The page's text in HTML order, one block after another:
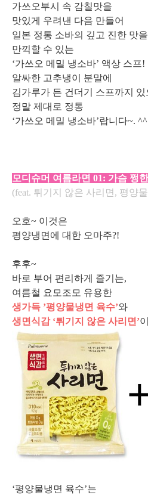
가쓰오부시 속 감칠맛을
맛있게 우려낸 다음 만들어
일본 정통 소바의 깊고 진한 맛을
만끽할 수 있는
‘가쓰오 메밀 냉소바’ 액상 스프!
알싸한 고추냉이 분말에
김가루가 든 건더기 스프까지 있
정말 제대로 정통
‘가쓰오 메밀 냉소바’랍니다~. ^^
모디슈머 여름라면 01: 가슴 쩡
(feat. 튀기지 않은 사리면, 평양
오호~ 이것은
평양냉면에 대한 오마주?!
후후~
바로 부어 편리하게 즐기는,
여름철 요모조모 유용한
생가득 ’평양물냉면 육수’와
생면식감 ‘튀기지 않은 사리면’
‘평양물냉면 육수’는